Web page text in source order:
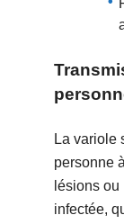
La variole
personne
lésions ou
infectée,